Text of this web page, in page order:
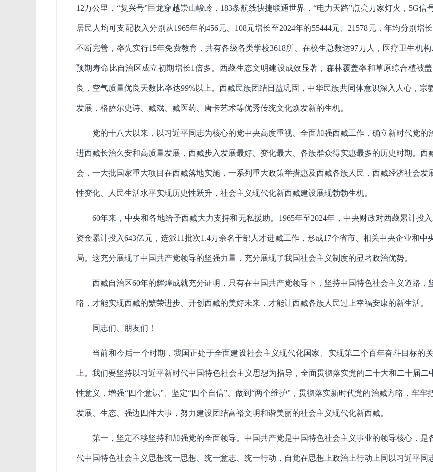
12万公里，“复兴号”巨龙穿越崇山峻岭，183条航线快捷联通世界，“电力天路”点亮万家灯火，5G
居民人均可支配收入分别从1965年的456元、108元增长至2024年的55444元、21578元，年均分别增
不断完善，率先实行15年免费教育，共有各级各类学校3618所、在校生总数达97万人，医疗卫生机构
预期寿命比自治区成立初期增长1倍多。西藏生态文明建设成效显著，森林覆盖率和草原综合植被
良，空气质量优良天数比率达99%以上。西藏民族团结日益巩固，中华民族共同体意识深入人心，
发展，格萨尔史诗、藏戏、藏医药、唐卡艺术等优秀传统文化焕发新的生机。
党的十八大以来，以习近平同志为核心的党中央高度重视、全面加强西藏工作，确立新时代党
进西藏长治久安和高质量发展，西藏步入发展最好、变化最大、各族群众得实惠最多的历史时期。
会，一大批国家重大项目在西藏落地实施，一系列重大政策举措惠及西藏各族人民，西藏经济社会
性变化、人民生活水平实现历史性跃升，社会主义现代化新西藏建设展现勃勃生机。
60年来，中央和各地给予西藏大力支持和无私援助。1965年至2024年，中央财政对西藏累计投
资金累计投入643亿元，选派11批次1.4万余名干部人才进藏工作，形成17个省市、相关中央企业和
局。这充分展现了中国共产党领导的坚强力量，充分展现了我国社会主义制度的显著政治优势。
西藏自治区60年的辉煌成就充分证明，只有在中国共产党领导下，坚持中国特色社会主义道路
略，才能实现西藏的繁荣进步、开创西藏的美好未来，才能让西藏各族人民过上幸福安康的新生活。
同志们、朋友们！
当前和今后一个时期，我国正处于全面建设社会主义现代化国家、实现第二个百年奋斗目标的
上。我们要坚持以习近平新时代中国特色社会主义思想为指导，全面贯彻落实党的二十大和二十届
性意义，增强“四个意识”、坚定“四个自信”、做到“两个维护”，贯彻落实新时代党的治藏方略，牢牢
发展、生态、强边四件大事，努力建设团结富裕文明和谐美丽的社会主义现代化新西藏。
第一，坚定不移坚持和加强党的全面领导。中国共产党是中国特色社会主义事业的领导核心，
代中国特色社会主义思想统一思想、统一意志、统一行动，自觉在思想上政治上行动上同以习近平